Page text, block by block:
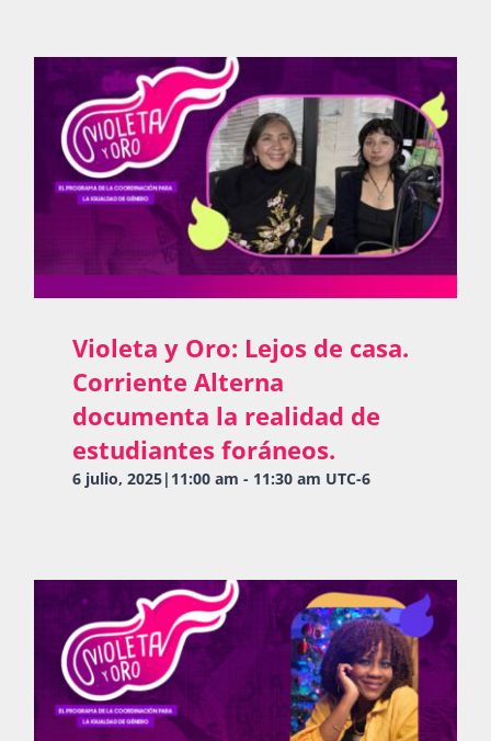
Violeta y Oro: Lejos de casa.
Corriente Alterna
documenta la realidad de
estudiantes foráneos.
6 julio, 2025|11:00 am - 11:30 am UTC-6